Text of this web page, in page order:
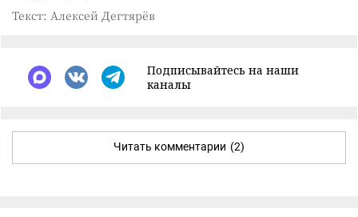
Текст: Алексей Дегтярёв
Подписывайтесь на наши
каналы
Читать комментарии (2)